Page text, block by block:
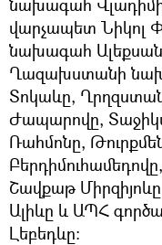
վարչապետ Նիկոլ
նախագահ
Ղազախստանի
Տոկաևը,
Ժապարովը,
Ռահմոնը,
Շավքաթ
Ալիևը և ԱՊՀ
Լեբեդևը։